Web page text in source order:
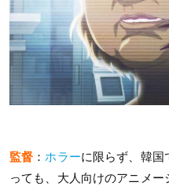
監督 ： ホラーに限らず、韓国
っても、大人向けのアニメ